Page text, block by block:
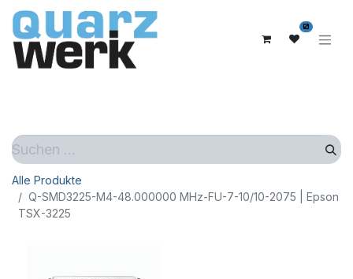
0
Alle Produkte
Q-SMD3225-M4-48.000000 MHz-FU-7-10/10-2075 | Epson
TSX-3225